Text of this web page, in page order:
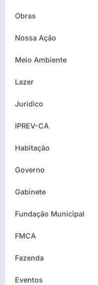
Obras
Nossa Ação
Meio Ambiente
Lazer
Jurídico
IPREV-CA
Habitação
Governo
Gabinete
Fundação Municipal
FMCA
Fazenda
Eventos